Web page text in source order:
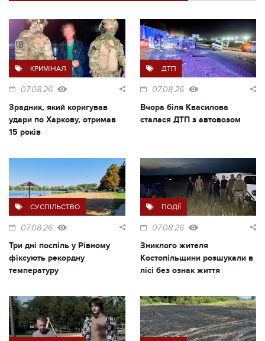
КРИМІНАЛ
07.08.26
Зрадник, який коригував
удари по Харкову, отримав
15 років
ДТП
07.08.26
Вчора біля Квасилова
сталася ДТП з автовозом
СУСПІЛЬСТВО
07.08.26
Три дні поспіль у Рівному
фіксують рекордну
температуру
ПОДІЇ
07.08.26
Зниклого жителя
Костопільщини розшукали в
лісі без ознак життя